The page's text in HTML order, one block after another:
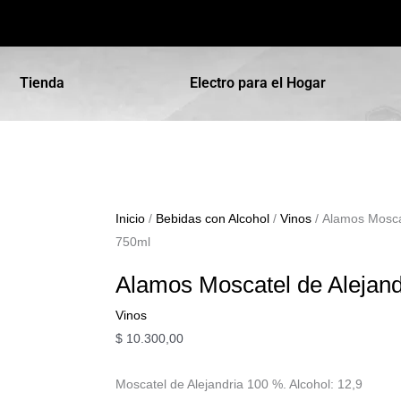
Tienda Electro para el Hogar
Inicio/ Bebidas con Alcohol/ Vinos/ Alamos
750ml
Alamos Moscatel de
Vinos
$10.300,00
Moscatel de Alejandria 100 %. Alcohol: 12,9
Alamos
Moscatel
Alejandria
750ml
cantidad